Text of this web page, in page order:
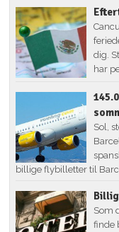
dig.
har
Sol,
billige flybilletter til
Som
finde